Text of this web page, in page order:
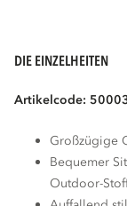
DIE EINZELHEITEN
Artikelcode:
Großzügige
Bequemer
Outdoor-